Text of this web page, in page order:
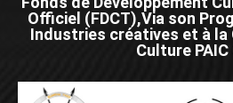
Officiel (FDCT),Via son
Industries créatives et à la
Culture PAIC